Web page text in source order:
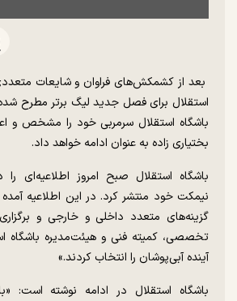
بعد از کشمکش‌های فراوان و شایعات
استقلال برای فصل جدید لیگ برتر مطرح شده
باشگاه استقلال سرمربی خود را مشخص و
بختیاری زاده به عنوان ادامه خواهد داد.
باشگاه استقلال صبح امروز
نیمکت خود منتشر کرد. در این اطلاعیه
گزینه‌های متعدد داخلی و خارجی و
تخصصی، کمیته فنی و هیئت‌مدیره باشگاه
آینده آبی‌پوشان را انتخاب کردند.»
باشگاه استقلال در ادامه نوشته است: